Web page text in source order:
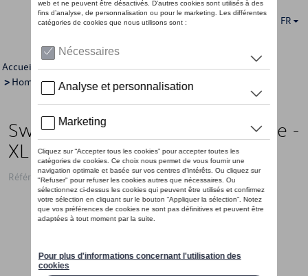
FR
Accueil >Pour vous >T-Roc Collection >Vêtements >Pulls
> Hommes > Détail
Sweat à capuche VW T-Roc, jaune -
XL
Référence: 2GV084130D 655